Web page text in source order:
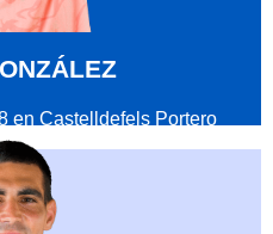
en Castelldefels Portero